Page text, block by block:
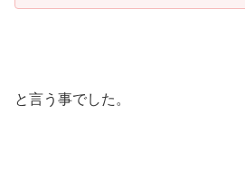
と言う事でした。